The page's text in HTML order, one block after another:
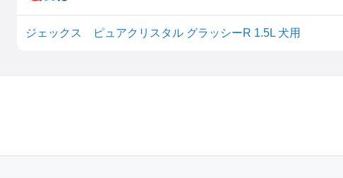
ジェックス ピュアクリスタル グラッシーR 1.5L 犬用